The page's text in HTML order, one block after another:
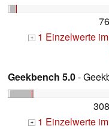
+ 1 Einzelwerte
Geekbench 5.0-
+ 1 Einzelwerte